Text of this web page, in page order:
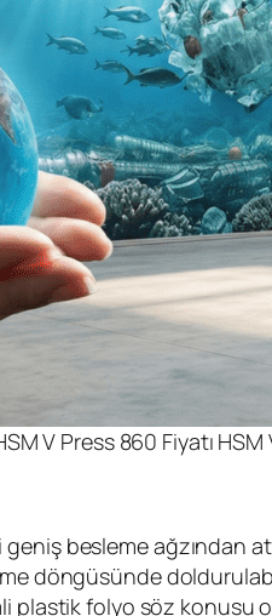
V Press 860 Fiyatı
besleme ağzından
döngüsünde
folyo söz konusu